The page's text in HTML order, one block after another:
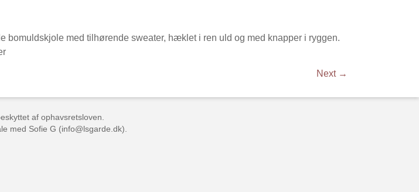
med tilhørende sweater, hæklet i ren uld og med knapper i ryggen.
Next →
af ophavsretsloven.
med Sofie G (info@lsgarde.dk).